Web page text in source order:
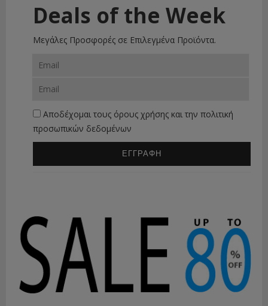
Deals of the Week
Μεγάλες Προσφορές σε Επιλεγμένα Προϊόντα.
Αποδέχομαι τους όρους χρήσης και την πολιτική
προσωπικών δεδομένων
ΕΓΓΡΑΦΗ